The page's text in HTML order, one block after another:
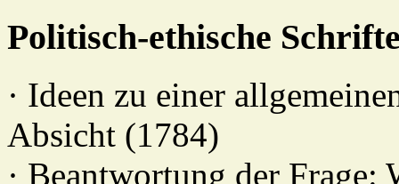
Politisch-ethische
· Ideen zu einer
Absicht (1784)
· Beantwortung der